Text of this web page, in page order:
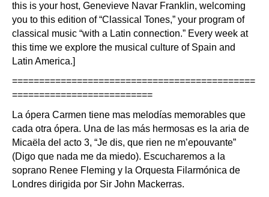
this is your host, Genevieve Navar Franklin, welcoming
you to this edition of “Classical Tones,” your program of
classical music “with a Latin connection.” Every week at
this time we explore the musical culture of Spain and
Latin America.]
=============================================
==========================
La ópera Carmen tiene mas melodías memorables que
cada otra ópera. Una de las más hermosas es la aria de
Micaëla del acto 3, “Je dis, que rien ne m’epouvante”
(Digo que nada me da miedo). Escucharemos a la
soprano Renee Fleming y la Orquesta Filarmónica de
Londres dirigida por Sir John Mackerras.